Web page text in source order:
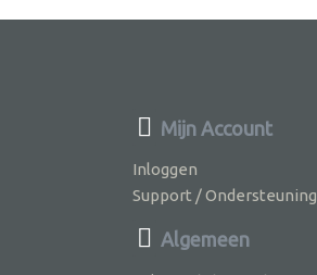
Mijn Account
Inloggen
Support / Ondersteuning
Algemeen